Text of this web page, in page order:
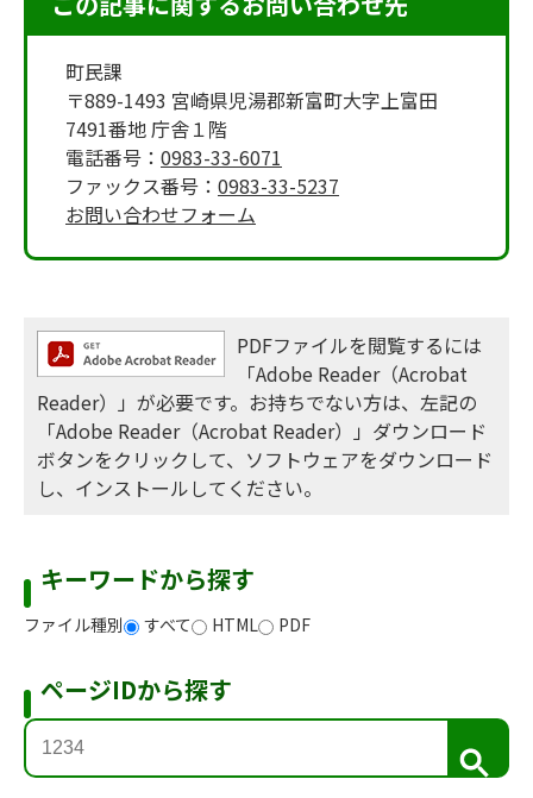
町民課
〒889-1493 宮崎県児湯郡新富町大字上富田
7491番地 庁舎１階
電話番号： 0983-33-6071
ファックス番号： 0983-33-5237
お問い合わせフォーム
PDFファイルを閲覧するには
「Adobe Reader（Acrobat
Reader）」が必要です。お持ちでない方は、左記の
「Adobe Reader（Acrobat Reader）」ダウンロード
ボタンをクリックして、ソフトウェアをダウンロード
し、インストールしてください。
キーワードから探す
ファイル種別 すべて HTML PDF
ページIDから探す
検
索